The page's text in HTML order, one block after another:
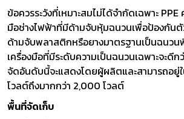
ข้อควรระวังที่เหมาะสมไม่ได้จำกัดเฉพาะ
มือช่างไฟฟ้าที่มีด้ามจับหุ้มฉนวนเพื่อป้องกันตั
ด้ามจับพลาสติกหรือยางมาตรฐานเป็นฉนวน
เครื่องมือที่มีระดับความเป็นฉนวนเฉพาะจะดี
จัดอันดับนี้จะแสดงโดยผู้ผลิตและสามารถอยู่
โวลต์ถึงมากกว่า 2,000 โวลต์
พื้นที่จัดเก็บ